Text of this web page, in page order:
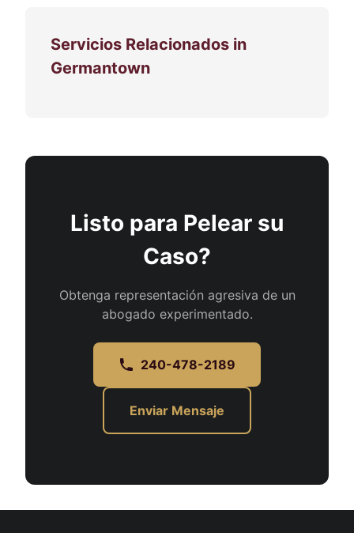
Servicios Relacionados in
Germantown
Listo para Pelear su
Caso?
Obtenga representación agresiva de un
abogado experimentado.
240-478-2189
Enviar Mensaje